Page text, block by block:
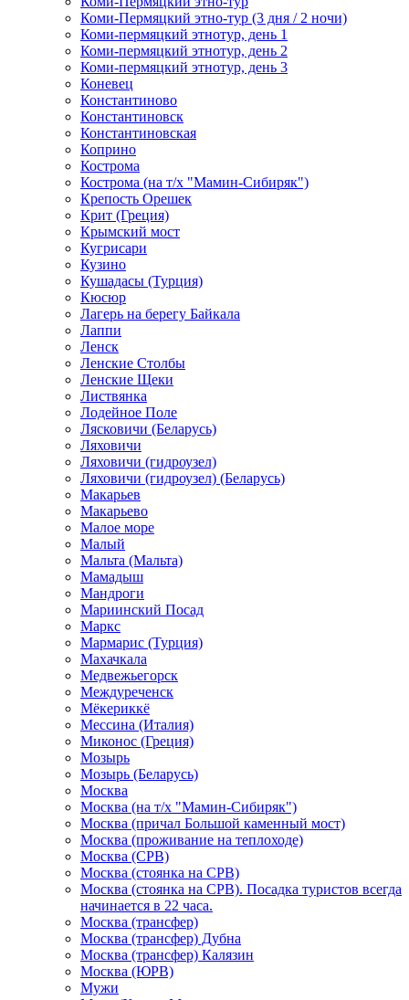
Коми-Пермяцкий этно-тур (3 дня / 2 ночи)
Коми-пермяцкий этнотур, день 1
Коми-пермяцкий этнотур, день 2
Коми-пермяцкий этнотур, день 3
Коневец
Константиново
Константиновск
Константиновская
Коприно
Кострома
Кострома (на т/х "Мамин-Сибиряк")
Крепость Орешек
Крит (Греция)
Крымский мост
Кугрисари
Кузино
Кушадасы (Турция)
Кюсюр
Лагерь на берегу Байкала
Лаппи
Ленск
Ленские Столбы
Ленские Щеки
Листвянка
Лодейное Поле
Лясковичи (Беларусь)
Ляховичи
Ляховичи (гидроузел)
Ляховичи (гидроузел) (Беларусь)
Макарьев
Макарьево
Малое море
Малый
Мальта (Мальта)
Мамадыш
Мандроги
Мариинский Посад
Маркс
Мармарис (Турция)
Махачкала
Медвежьегорск
Междуреченск
Мёкериккё
Мессина (Италия)
Миконос (Греция)
Мозырь
Мозырь (Беларусь)
Москва
Москва (на т/х "Мамин-Сибиряк")
Москва (причал Большой каменный мост)
Москва (проживание на теплоходе)
Москва (СРВ)
Москва (стоянка на СРВ)
Москва (стоянка на СРВ). Посадка туристов всегда
начинается в 22 часа.
Москва (трансфер)
Москва (трансфер) Дубна
Москва (трансфер) Калязин
Москва (ЮРВ)
Мужи